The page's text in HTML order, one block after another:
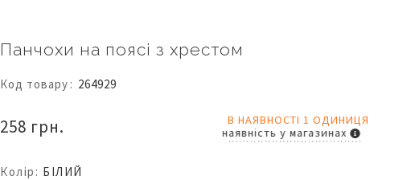
Панчохи на поясі з хрестом
Код товару 264929
258 грн.
В НАЯВНОСТІ 1 ОДИНИЦЯ
наявність у магазинах
Колір: БІЛИЙ